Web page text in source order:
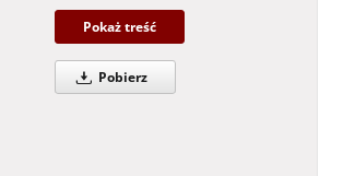
Pokaż treść
Pobierz